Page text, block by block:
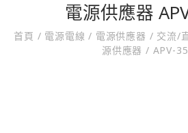
電源供應器
首頁 / 電源電線/ 電源供應器 / 交流/
源供應器/ APV-